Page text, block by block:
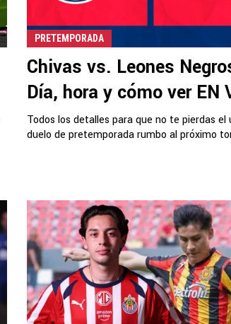
PRETEMPORADA
Chivas vs. Leones
Día, hora y cómo ver EN
Todos los detalles para que no te pierdas el
duelo de pretemporada rumbo al próximo